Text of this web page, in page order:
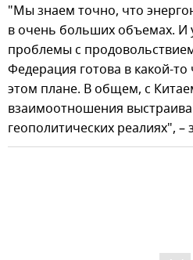
"Мы знаем точно, что
в очень больших объемах. И
проблемы с
Федерация готова в какой-то
этом плане. В общем, с
взаимоотношения
геополитических реалиях",